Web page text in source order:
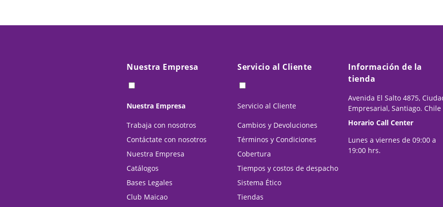
Nuestra Empresa
Nuestra Empresa
Trabaja con nosotros
Contáctate con nosotros
Nuestra Empresa
Catálogos
Bases Legales
Club Maicao
Servicio al Cliente
Servicio al Cliente
Cambios y Devoluciones
Términos y Condiciones
Cobertura
Tiempos y costos de despacho
Sistema Ético
Tiendas
Información de la
tienda
Avenida El Salto 4875,
Empresarial, Santiago. Chile
Horario Call Center
Lunes a viernes de 09:00 a
19:00 hrs.